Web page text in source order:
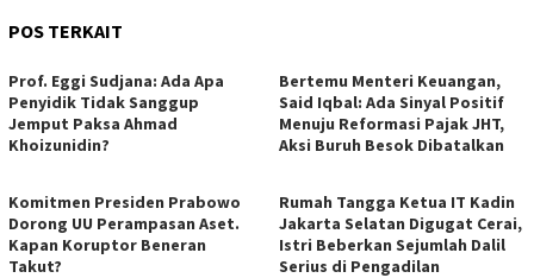
POS TERKAIT
Prof. Eggi Sudjana: Ada Apa
Penyidik Tidak Sanggup
Jemput Paksa Ahmad
Khoizunidin?
Bertemu Menteri Keuangan,
Said Iqbal: Ada Sinyal Positif
Menuju Reformasi Pajak JHT,
Aksi Buruh Besok Dibatalkan
Komitmen Presiden Prabowo
Dorong UU Perampasan Aset.
Kapan Koruptor Beneran
Takut?
Rumah Tangga Ketua IT Kadin
Jakarta Selatan Digugat Cerai,
Istri Beberkan Sejumlah Dalil
Serius di Pengadilan